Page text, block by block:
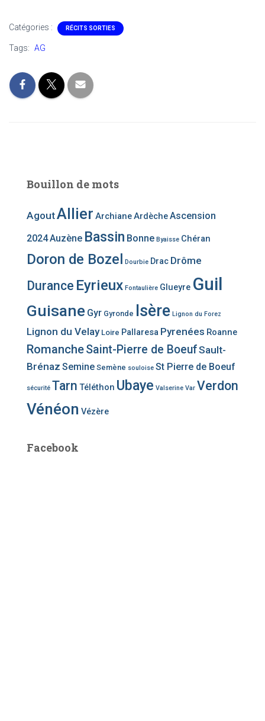
Catégories : RÉCITS SORTIES
Tags: AG
Bouillon de mots
AgoutAllier ArchianeArdècheAscension
2024Auzène Bassin Bonne Byaisse Chéran
Doron de Bozel Dourbie Drac Drôme
Durance Eyrieux Fontaulière Glueyre Guil
Guisane Gyr Gyronde Isère Lignon du Forez
Lignon du Velay Loire Pallaresa Pyrenées Roanne
RomancheSaint-Pierre de BoeufSault-
Brénaz Semine Semène souloise St Pierre de Boeuf
sécurité Tarn Téléthon Ubaye Valserine Var Verdon
Vénéon Vézère
Facebook